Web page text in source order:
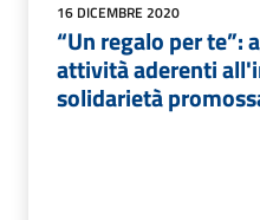
16 DICEMBRE 2020
“Un regalo per te”:
attività aderenti
solidarietà